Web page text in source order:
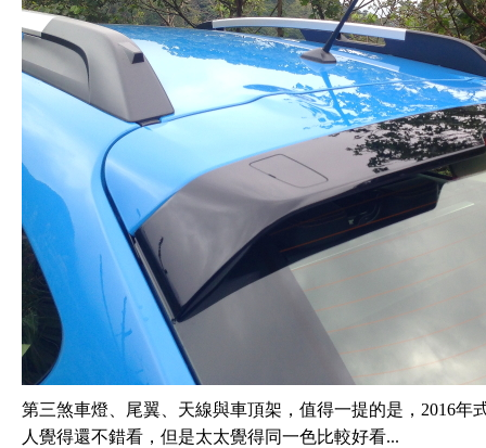
第三煞車燈、尾翼、天線與車頂架，值得一提的是，2016
人覺得還不錯看，但是太太覺得同一色比較好看...